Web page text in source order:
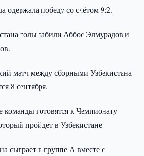
одержала победу со счётом 9:2.
голы забили Аббос Элмурадов и
матч между сборными Узбекистана
8 сентября.
команды готовятся к Чемпионату
пройдет в Узбекистане.
сыграет в группе А вместе с